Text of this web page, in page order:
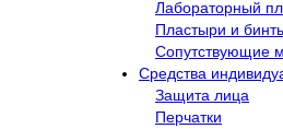
Лабораторный
Пластыри и
Сопутствующие
Средства
Защита лица
Перчатки